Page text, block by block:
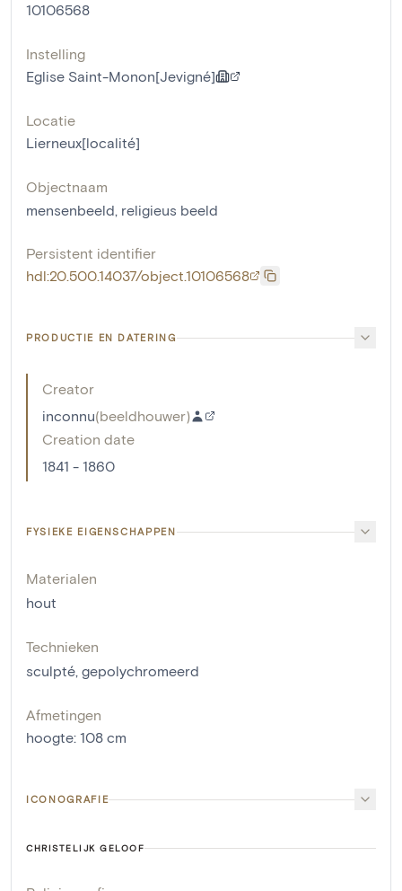
10106568
Instelling
Eglise Saint-Monon[Jevigné]
Locatie
Lierneux[localité]
Objectnaam
mensenbeeld, religieus beeld
Persistent identifier
hdl:20.500.14037/object.10106568
PRODUCTIE EN DATERING
Creator
inconnu(beeldhouwer)
Creation date
1841 - 1860
FYSIEKE EIGENSCHAPPEN
Materialen
hout
Technieken
sculpté, gepolychromeerd
Afmetingen
hoogte: 108 cm
ICONOGRAFIE
CHRISTELIJK GELOOF